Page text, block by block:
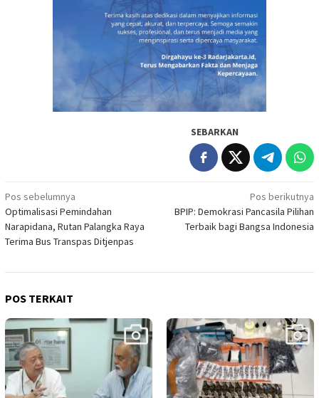
SEBARKAN
Navigasi
pos
Pos sebelumnya
Optimalisasi Pemindahan
Narapidana, Rutan Palangka Raya
Terima Bus Transpas Ditjenpas
Pos berikutnya
BPIP: Demokrasi Pancasila Pilihan
Terbaik bagi Bangsa Indonesia
POS TERKAIT